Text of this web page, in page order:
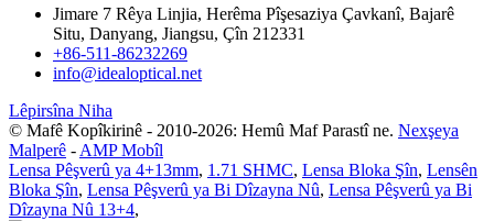
Jimare 7 Rêya Linjia, Herêma Pîşesaziya Çavkanî, Bajarê
Situ, Danyang, Jiangsu, Çîn 212331
+86-511-86232269
info@idealoptical.net
Lêpirsîna Niha
© Mafê Kopîkirinê - 2010-2026: Hemû Maf Parastî ne. Nexşeya
Malperê - AMP Mobîl
Lensa Pêşverû ya 4+13mm, 1.71 SHMC, Lensa Bloka Şîn, Lensên
Bloka Şîn, Lensa Pêşverû ya Bi Dîzayna Nû, Lensa Pêşverû ya Bi
Dîzayna Nû 13+4,